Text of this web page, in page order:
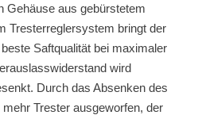
Gehäuse aus gebürstetem
Tresterreglersystem bringt der
Saftqualität bei maximaler
wird
Durch das Absenken des
Trester ausgeworfen, der